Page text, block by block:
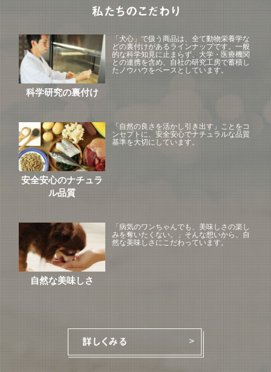
科学研究の裏付け
「犬心」で扱う商品は、全て動物栄養学な
どの裏付けがあるラインナップです。一般
的な科学知見に止まらず、大学・医療機関
との連携を含め、自社の研究工房で蓄積し
たノウハウをベースとしています。
安全安心のナチュラ
ル品質
「自然の良さを活かし引き出す」ことをコ
ンセプトに、安全安心でナチュラルな品質
基準を大切にしています。
自然な美味しさ
「病気のワンちゃんでも、美味しさの楽し
みを奪いたくない。」そんな想いから、自
然な美味しさにこだわっています。